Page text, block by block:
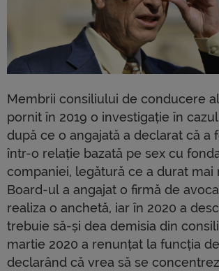
Membrii consiliului de conducere
pornit în 2019 o investigație în
după ce o angajată a declarat că a
într-o relație bazată pe sex cu
companiei, legătură ce a durat mai
Board-ul a angajat o firmă de
realiza o anchetă, iar în 2020 a
trebuie să-și dea demisia din
martie 2020 a renunțat la funcția
declarând că vrea să se